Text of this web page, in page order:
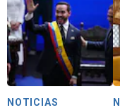
NOTICIAS